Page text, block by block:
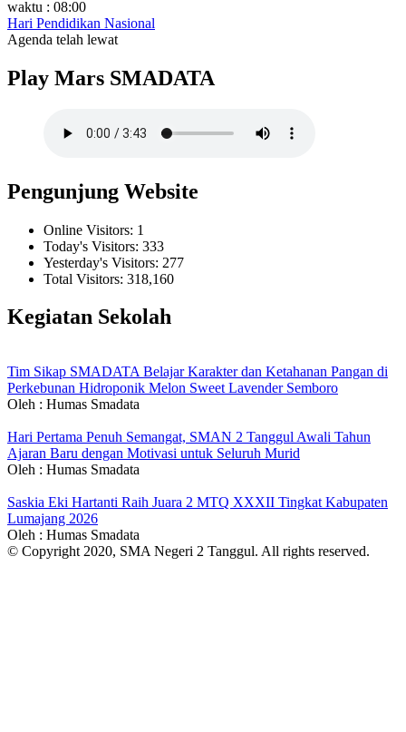
waktu : 08:00
Hari Pendidikan Nasional
Agenda telah lewat
Play Mars SMADATA
Pengunjung Website
Online Visitors: 1
Today's Visitors: 333
Yesterday's Visitors: 277
Total Visitors: 318,160
Kegiatan Sekolah
Tim Sikap SMADATA Belajar Karakter dan Ketahanan Pangan di
Perkebunan Hidroponik Melon Sweet Lavender Semboro
Oleh : Humas Smadata
Hari Pertama Penuh Semangat, SMAN 2 Tanggul Awali Tahun
Ajaran Baru dengan Motivasi untuk Seluruh Murid
Oleh : Humas Smadata
Saskia Eki Hartanti Raih Juara 2 MTQ XXXII Tingkat Kabupaten
Lumajang 2026
Oleh : Humas Smadata
© Copyright 2020, SMA Negeri 2 Tanggul. All rights reserved.